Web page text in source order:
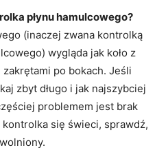
płynu hamulcowego?
(inaczej zwana kontrolką
wygląda jak koło z
po bokach. Jeśli
zbyt długo i jak najszybciej
problemem jest brak
się świeci, sprawdź,